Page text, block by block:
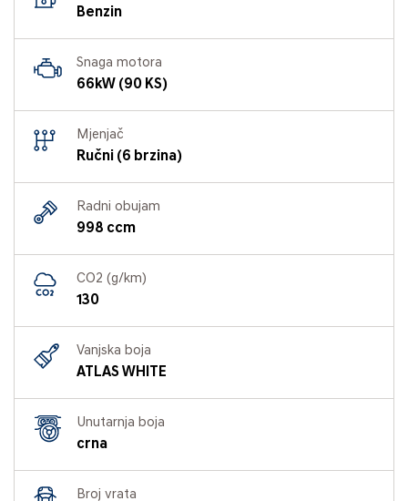
Benzin
Snaga motora
66kW (90 KS)
Mjenjač
Ručni (6 brzina)
Radni obujam
998 ccm
CO2 (g/km)
130
Vanjska boja
ATLAS WHITE
Unutarnja boja
crna
Broj vrata